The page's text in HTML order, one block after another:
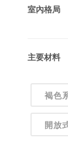
室內格局
主要材料
褐色
開放